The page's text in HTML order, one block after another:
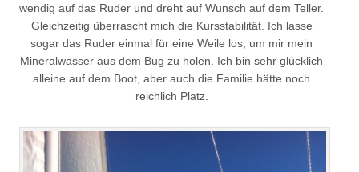
wendig auf das Ruder und dreht auf Wunsch auf dem Teller.
Gleichzeitig überrascht mich die Kursstabilität. Ich lasse
sogar das Ruder einmal für eine Weile los, um mir mein
Mineralwasser aus dem Bug zu holen. Ich bin sehr glücklich
alleine auf dem Boot, aber auch die Familie hätte noch
reichlich Platz.